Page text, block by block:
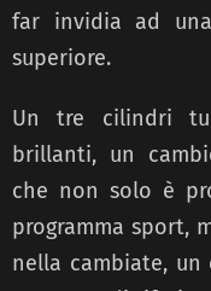
far invidia ad
superiore.
Un tre cilindri
brillanti, un
che non solo è
programma sport,
nella cambiate,